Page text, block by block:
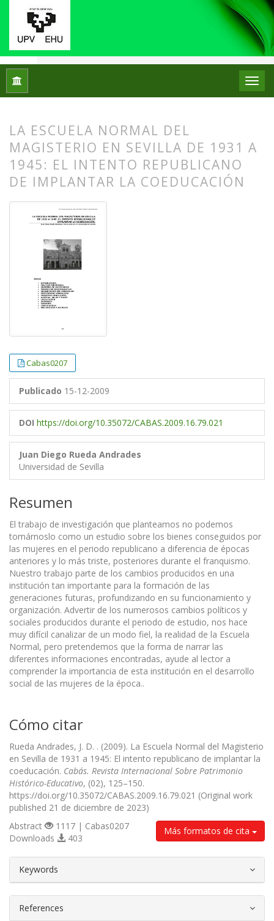
Inicio
LA ESCUELA NORMAL DEL
MAGISTERIO EN SEVILLA DE 1931 A
1945: EL INTENTO REPUBLICANO
DE IMPLANTAR LA COEDUCACIÓN
Cabas0207
Publicado 15-12-2009
DOI https://doi.org/10.35072/CABAS.2009.16.79.021
Juan Diego Rueda Andrades
Universidad de Sevilla
Resumen
El trabajo de investigación que planteamos no podemos
tomárnoslo como un estudio sobre los bienes conseguidos por
las mujeres en el periodo republicano a diferencia de épocas
anteriores y lo más triste, posteriores durante el franquismo.
Nuestro trabajo parte de los cambios producidos en una
institución tan importante para la formación de las
generaciones futuras, profundizando en su funcionamiento y
organización. Advertir de los numerosos cambios políticos y
sociales producidos durante el periodo de estudio, nos hace
muy difícil canalizar de un modo fiel, la realidad de la Escuela
Normal, pero pretendemos que la forma de narrar las
diferentes informaciones encontradas, ayude al lector a
comprender la importancia de esta institución en el desarrollo
social de las mujeres de la época..
Cómo citar
Rueda Andrades, J. D. . (2009). La Escuela Normal del Magisterio
en Sevilla de 1931 a 1945: El intento republicano de implantar la
coeducación. Cabás. Revista Internacional Sobre Patrimonio
Histórico-Educativo, (02), 125–150.
https://doi.org/10.35072/CABAS.2009.16.79.021 (Original work
published 21 de diciembre de 2023)
Más formatos de cita
Abstract
1117 | Cabas0207
Downloads
403
Keywords
References